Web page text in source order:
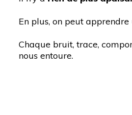
En plus, on peut
Chaque bruit, trace,
nous entoure.